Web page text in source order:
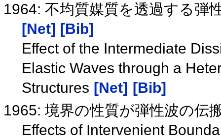
1964: 不均質媒質を透過する弾
[Net] [Bib]
Effect of the Intermediate
Elastic Waves through a
Structures [Net] [Bib]
1965: 境界の性質が弾性波の伝
Effects of Intervenient